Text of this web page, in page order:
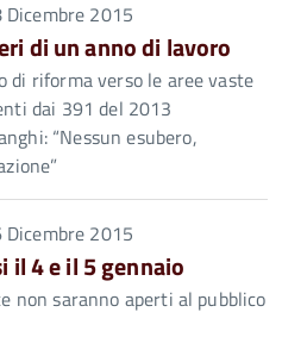
2015
di un anno di lavoro
di riforma verso le aree vaste
dai 391 del 2013
“Nessun esubero,
2015
4 e il 5 gennaio
non saranno aperti al pubblico